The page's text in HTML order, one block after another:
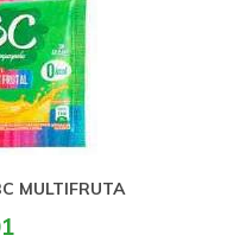
MULTIFRUTA